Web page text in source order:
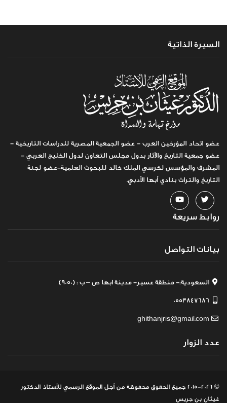
السيرة الذاتية
عضو اتحاد المؤرخين العرب - عضو الجمعية المصرية للدراسات التاريخية -
عضو جمعية التاريخ والآثار بدول مجلس التعاون لدول الخليج العربي -
المشرف والمؤسس لكرسي الملك خالد للبحوث العلمية-عضو لجنة
التاريخ والتراث بنادي أبها الأدبي.
روابط سريعة
بيانات التواصل
السعودية:- منطقة عسير- مدينة ابها ص – ب : (9050)
0553847686
ghithanjris@gmail.com
عدد الزوار
© 2015-2026 جميع الحقوق محفوظة
من أجل الموقع الرسمي للأستاذ الدكتور
غيثان بن جريس